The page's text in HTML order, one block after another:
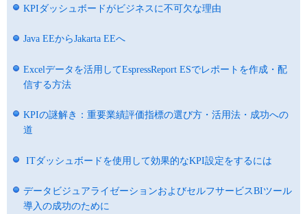
KPIダッシュボードがビジネスに不可欠な理由
Java EEからJakarta EEへ
Excelデータを活用してEspressReport ESでレポートを作成・配
信する方法
KPIの謎解き：重要業績評価指標の選び方・活用法・成功への
道
ITダッシュボードを使用して効果的なKPI設定をするには
データビジュアライゼーションおよびセルフサービスBIツール
導入の成功のために